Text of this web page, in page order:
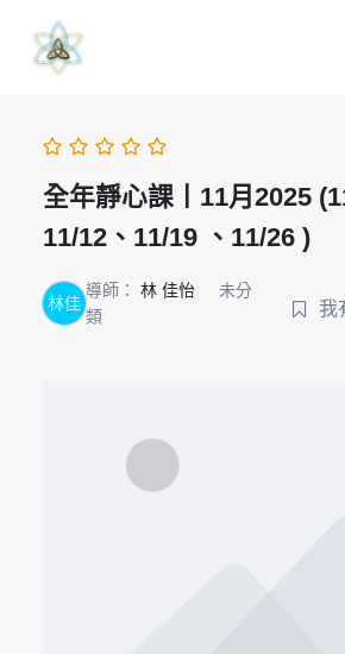
全年靜心課丨11月2025
11/12、11/19 、11/26 )
林佳
導師： 林 佳怡
未分
類
我